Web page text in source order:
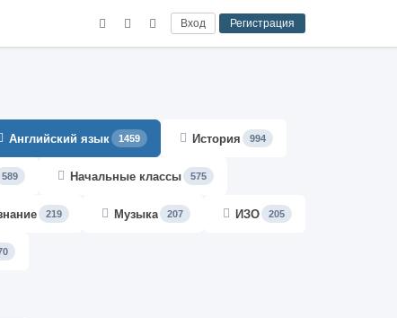
Вход Регистрация
Английский язык 1459 История 994
589 Начальные классы 575
219 Музыка 207 ИЗО 205